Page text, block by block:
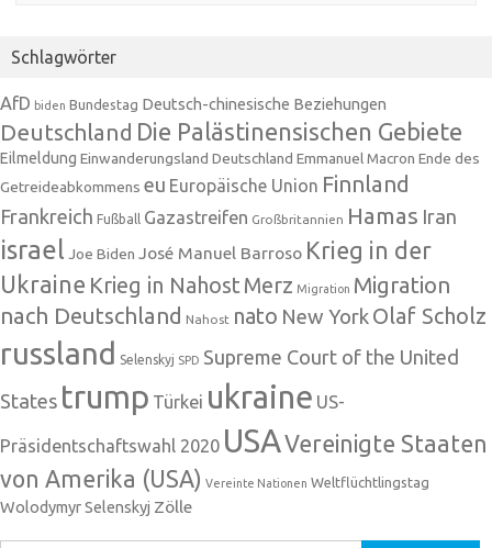
Schlagwörter
AfD biden Bundestag Deutsch-chinesische Beziehungen
Deutschland Die Palästinensischen Gebiete
Eilmeldung Einwanderungsland Deutschland Emmanuel Macron Ende des
Getreideabkommens eu Europäische Union Finnland
Frankreich Fußball Gazastreifen Großbritannien Hamas Iran
israel Joe Biden José Manuel Barroso Krieg in der
Ukraine Krieg in NahostMerz Migration Migration
nach Deutschland Nahost nato New YorkOlaf Scholz
russland Selenskyj SPD Supreme Court of the United
States trump Türkei ukraine US-
Präsidentschaftswahl 2020 USAVereinigte Staaten
von Amerika (USA) Vereinte Nationen Weltflüchtlingstag
Wolodymyr Selenskyj Zölle